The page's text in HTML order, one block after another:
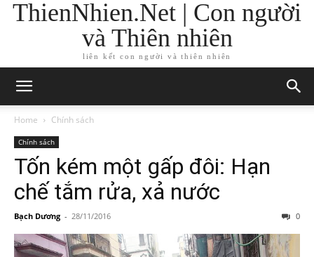
ThienNhien.Net | Con người
và Thiên nhiên
liên kết con người và thiên nhiên
Home Chính sách
Chính sách
Tốn kém một gấp đôi: Hạn
chế tắm rửa, xả nước
Bạch Dương - 28/11/2016 0